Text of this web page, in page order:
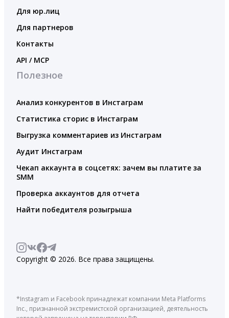
Для юр.лиц
Для партнеров
Контакты
API / MCP
Полезное
Анализ конкурентов в Инстаграм
Статистика сторис в Инстаграм
Выгрузка комментариев из Инстаграм
Аудит Инстаграм
Чекап аккаунта в соцсетях: зачем вы платите за
SMM
Проверка аккаунтов для отчета
Найти победителя розыгрыша
Copyright © 2026. Все права защищены.
*Instagram и Facebook принадлежат компании Meta Platforms
Inc., признанной экстремистской организацией, деятельность